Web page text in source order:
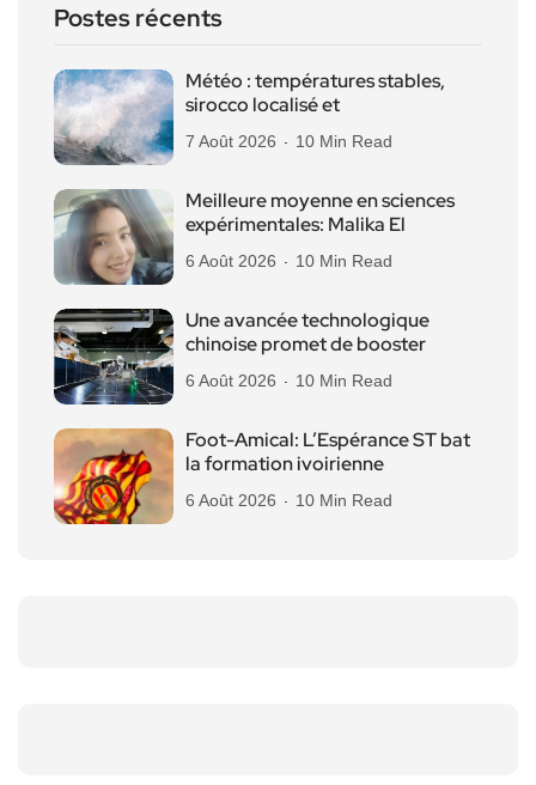
Postes récents
Météo : températures stables,
sirocco localisé et
7 Août 2026 10 Min Read
Meilleure moyenne en sciences
expérimentales: Malika El
6 Août 2026 10 Min Read
Une avancée technologique
chinoise promet de booster
6 Août 2026 10 Min Read
Foot-Amical: L’Espérance ST bat
la formation ivoirienne
6 Août 2026 10 Min Read